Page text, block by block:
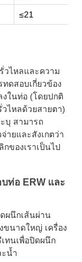
≤21
วไหลและความ
ดสอบเกี่ยวข้อง
งในท่อ (โดยปกติ
ไหลด้วยสายตา)
บุ สามารถ
ายและสังเกตว่า
ของเราเป็นไป
ท่อ ERW และ
ผนึกเส้นผ่าน
ขนาดใหญ่ เครื่อง
ทนเพื่อปิดผนึก
น้ำ